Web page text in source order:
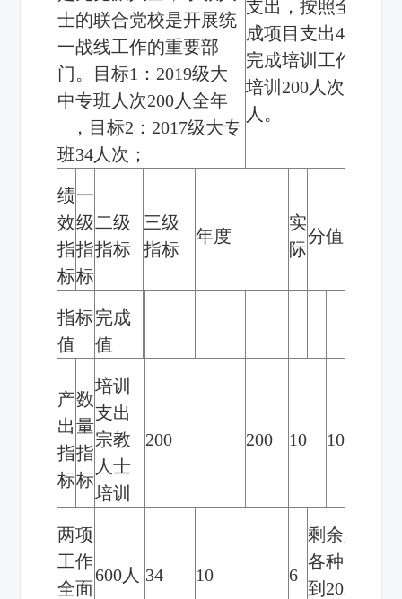
士的联合党校是开展统
一战线工作的重要部
门。目标1 ： 2019级大
中专班人次200人全年
，目标2 ： 2017级大专
班34人次；
支出，按照全年预
成项目支出432.76
完成培训工作宗教
培训 200人次，大
人。
绩
效
指
标
一
级
指
标
二级
指标
三级
指标
年度
实
际
分值
指标
值
完成
值
产
出
指
标
数
量
指
标
培训
支出
宗教
人士
培训
200 200 10 10
两项
工作
全面
600人 34 10 6
剩余人次因
各种原因推
到 2020